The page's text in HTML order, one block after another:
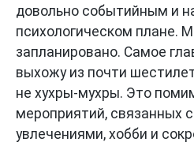
довольно событийным и
психологическом плане.
запланировано. Самое
выхожу из почти
не хухры-мухры. Это
мероприятий, связанных
увлечениями, хобби и